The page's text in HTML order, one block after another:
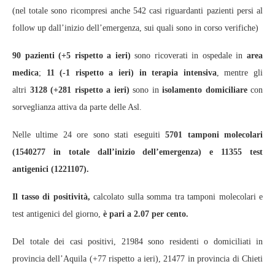
(nel totale sono ricompresi anche 542 casi riguardanti pazienti persi al
follow up dall’inizio dell’emergenza, sui quali sono in corso verifiche)
90 pazienti (+5 rispetto a ieri)sono ricoverati in ospedale inarea
medica; 1 1 (-1 rispetto a ieri) in terapia intensiva, mentre gli
altri 3128(+281 rispetto a ieri) sono in isolamento domiciliarecon
sorveglianza attiva da parte delle Asl.
Nelle ultime 24 ore sono stati eseguiti5701
tamponi molecolari
(1540277 in totale dall’inizio dell’emergenza) e 11355 test
antigenici (1221107).
Il tasso di positività, calcolato sulla somma tra tamponi molecolari e
test antigenici del giorno, è pari a 2.07 per cento.
Del totale dei casi positivi, 21984 sono residenti o domiciliati in
provincia dell’Aquila (+77 rispetto a ieri), 21477 in provincia di Chieti